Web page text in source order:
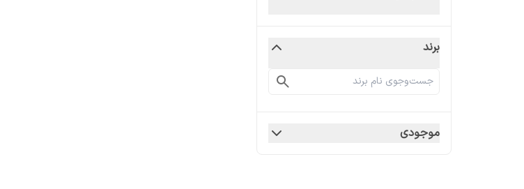
برند
موجودی